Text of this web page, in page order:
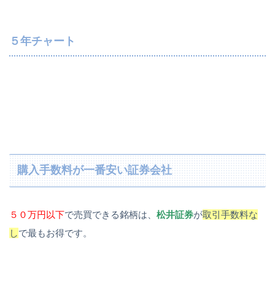
５年チャート
購入手数料が一番安い証券会社
５０万円以下で売買できる銘柄は、 松井証券が取引手数料な
しで最もお得です。